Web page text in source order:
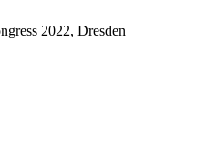
2022, Dresden